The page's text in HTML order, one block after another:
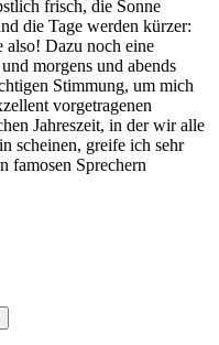
frisch, die Sonne
die Tage werden kürzer:
also! Dazu noch eine
morgens und abends
Stimmung, um mich
vorgetragenen
Jahreszeit, in der wir alle
scheinen, greife ich sehr
famosen Sprechern